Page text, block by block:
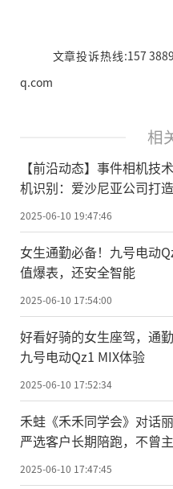
文章投诉热线:157
q.com
相
【前沿动态】事件相机技
机识别：爱沙尼亚公司打
能反无人机系统
2025-06-10 19:47:46
女生通勤必备！九号电动
值爆表，还安全智能
2025-06-10 17:54:00
好看好骑的女生座驾，通
九号电动Qz1 MIX体验
2025-06-10 17:52:34
禾蛙《禾禾同学会》对话丽
严选客户长期陪跑，不曾
成为安徽知名猎企！
2025-06-10 17:47:45